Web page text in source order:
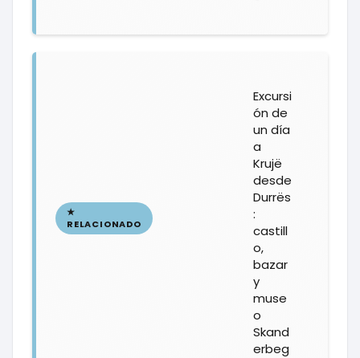
Excursi
ón de
un día
a
Krujë
desde
Durrës
:
castill
o,
bazar
y
muse
o
Skand
erbeg